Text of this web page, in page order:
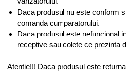
Daca produsul nu este conform
comanda cumparatorului.
Daca produsul este nefuncional
receptive sau colete ce prezinta
Atentie!!! Daca produsul este